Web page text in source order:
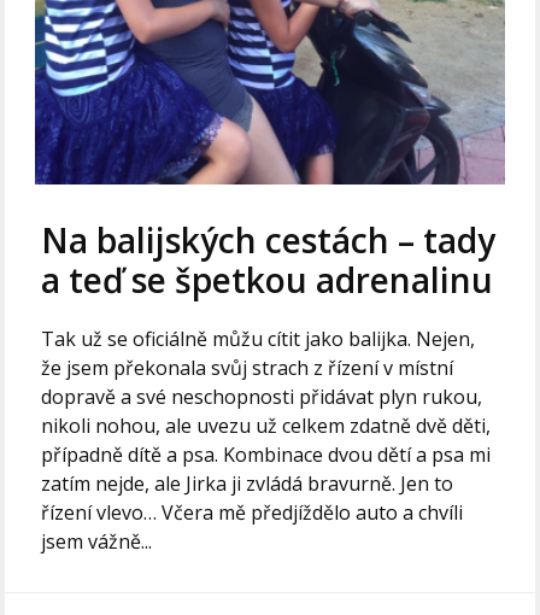
Na balijských cestách – tady
a teď se špetkou adrenalinu
Tak už se oficiálně můžu cítit jako balijka. Nejen,
že jsem překonala svůj strach z řízení v místní
dopravě a své neschopnosti přidávat plyn rukou,
nikoli nohou, ale uvezu už celkem zdatně dvě děti,
případně dítě a psa. Kombinace dvou dětí a psa mi
zatím nejde, ale Jirka ji zvládá bravurně. Jen to
řízení vlevo… Včera mě předjíždělo auto a chvíli
jsem vážně...